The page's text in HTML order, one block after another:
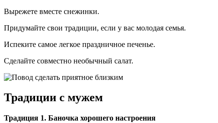
Вырежете вместе снежинки.
Придумайте свои традиции, если у вас молодая семья.
Испеките самое легкое праздничное печенье.
Сделайте совместно необычный салат.
Традиции с мужем
Традиция 1. Баночка хорошего настроения